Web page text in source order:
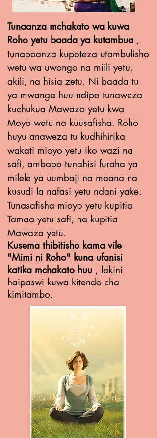
Tunaanza mchakato wa kuwa
Roho yetu baada ya kutambua ,
tunapoanza kupoteza utambulisho
wetu wa uwongo na miili yetu,
akili, na hisia zetu. Ni baada tu
ya mwanga huu ndipo tunaweza
kuchukua Mawazo yetu kwa
Moyo wetu na kuusafisha. Roho
huyu anaweza tu kudhihirika
wakati mioyo yetu iko wazi na
safi, ambapo tunahisi furaha ya
milele ya uumbaji na maana na
kusudi la nafasi yetu ndani yake.
Tunasafisha mioyo yetu kupitia
Tamaa yetu safi, na kupitia
Mawazo yetu.
Kusema thibitisho kama vile
"Mimi ni Roho" kuna ufanisi
katika mchakato huu , lakini
haipaswi kuwa kitendo cha
kimitambo.